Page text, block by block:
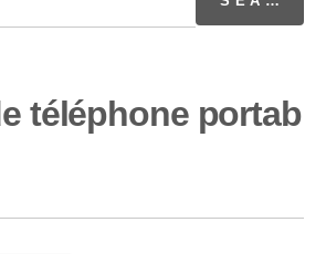
téléphone portab